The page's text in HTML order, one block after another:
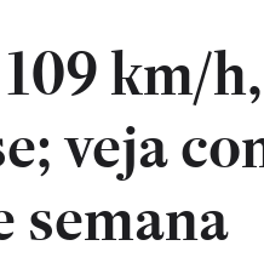
km/
veja
semana